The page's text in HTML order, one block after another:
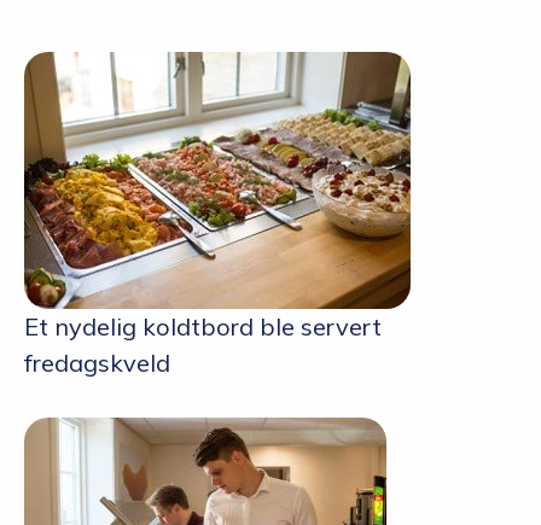
Et nydelig koldtbord ble servert
fredagskveld